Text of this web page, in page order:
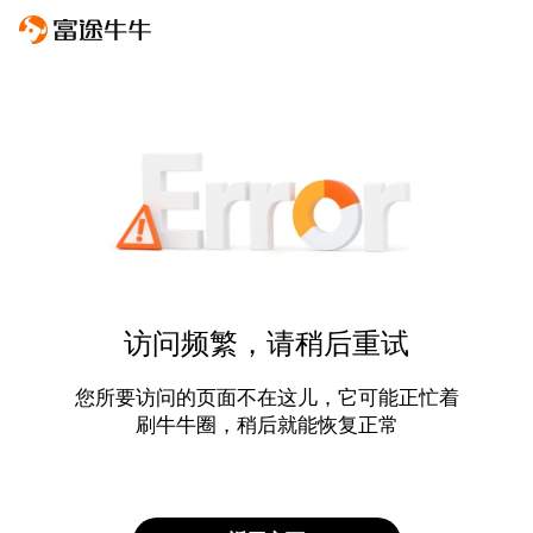
访问频繁，请稍后重试
您所要访问的页面不在这儿，它可能正忙着
刷牛牛圈，稍后就能恢复正常